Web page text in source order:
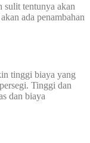
sulit tentunya akan
ada penambahan
tinggi biaya yang
Tinggi dan
dan biaya